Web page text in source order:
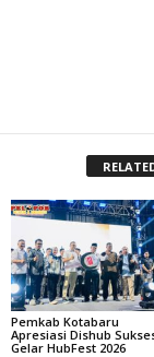
Pemkab Kotabaru
Apresiasi Dishub
Gelar HubFest 2026